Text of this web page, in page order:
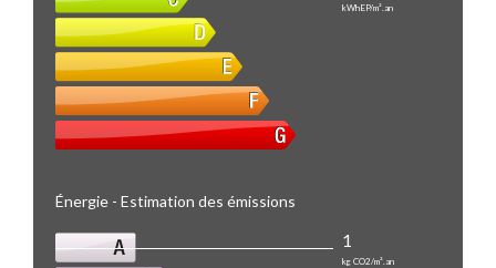
kWhEP/m².an
Énergie - Estimation des émissions
1
kg CO2/m².an